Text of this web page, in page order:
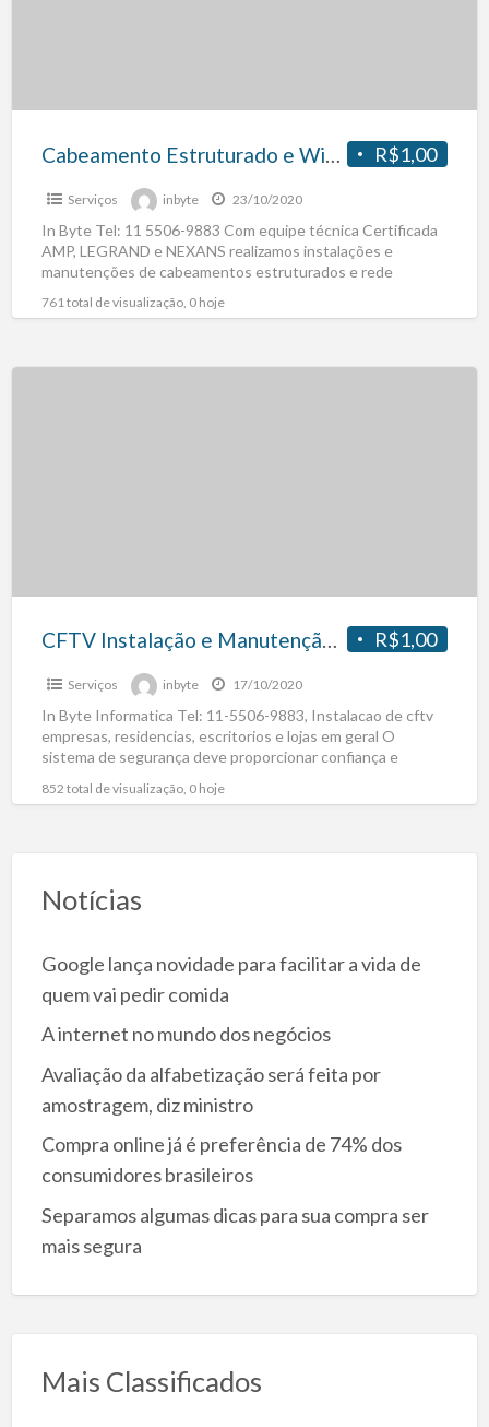
R$1,00
Serviços inbyte 23/10/2020
In Byte Tel: 11 5506-9883 Com equipe técnica Certificada
AMP, LEGRAND e NEXANS realizamos instalações e
manutenções de cabeamentos estruturados e rede
761 total de visualização, 0 hoje
R$1,00
CFTV Instalação e Manutenção – Brooklin, Itaim Bibi, Vila Olimpia
Serviços inbyte 17/10/2020
In Byte Informatica Tel: 11-5506-9883, Instalacao de cftv
empresas, residencias, escritorios e lojas em geral O
sistema de segurança deve proporcionar confiança e
852 total de visualização, 0 hoje
Notícias
Google lança novidade para facilitar a vida de
quem vai pedir comida
A internet no mundo dos negócios
Avaliação da alfabetização será feita por
amostragem, diz ministro
Compra online já é preferência de 74% dos
consumidores brasileiros
Separamos algumas dicas para sua compra ser
mais segura
Mais Classificados